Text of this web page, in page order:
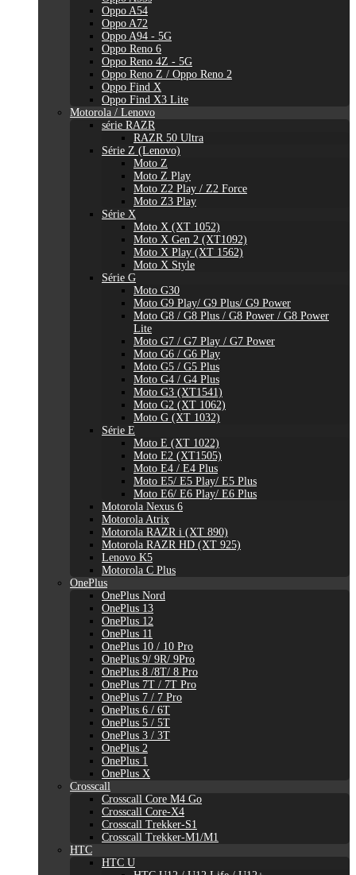
Oppo A54
Oppo A72
Oppo A94 - 5G
Oppo Reno 6
Oppo Reno 4Z - 5G
Oppo Reno Z / Oppo Reno 2
Oppo Find X
Oppo Find X3 Lite
Motorola / Lenovo
série RAZR
RAZR 50 Ultra
Série Z (Lenovo)
Moto Z
Moto Z Play
Moto Z2 Play / Z2 Force
Moto Z3 Play
Série X
Moto X (XT 1052)
Moto X Gen 2 (XT1092)
Moto X Play (XT 1562)
Moto X Style
Série G
Moto G30
Moto G9 Play/ G9 Plus/ G9 Power
Moto G8 / G8 Plus / G8 Power / G8 Power
Lite
Moto G7 / G7 Play / G7 Power
Moto G6 / G6 Play
Moto G5 / G5 Plus
Moto G4 / G4 Plus
Moto G3 (XT1541)
Moto G2 (XT 1062)
Moto G (XT 1032)
Série E
Moto E (XT 1022)
Moto E2 (XT1505)
Moto E4 / E4 Plus
Moto E5/ E5 Play/ E5 Plus
Moto E6/ E6 Play/ E6 Plus
Motorola Nexus 6
Motorola Atrix
Motorola RAZR i (XT 890)
Motorola RAZR HD (XT 925)
Lenovo K5
Motorola C Plus
OnePlus
OnePlus Nord
OnePlus 13
OnePlus 12
OnePlus 11
OnePlus 10 / 10 Pro
OnePlus 9/ 9R/ 9Pro
OnePlus 8 /8T/ 8 Pro
OnePlus 7T / 7T Pro
OnePlus 7 / 7 Pro
OnePlus 6 / 6T
OnePlus 5 / 5T
OnePlus 3 / 3T
OnePlus 2
OnePlus 1
OnePlus X
Crosscall
Crosscall Core M4 Go
Crosscall Core-X4
Crosscall Trekker-S1
Crosscall Trekker-M1/M1
HTC
HTC U